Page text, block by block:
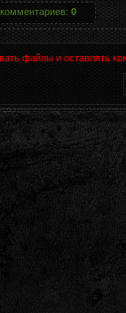
: 0
файлы и оставлять